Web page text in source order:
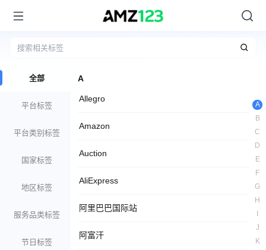
全部
平台标签
平台类别标签
国家标签
地区标签
服务品类标签
节日标签
A
Allegro
Amazon
Auction
AliExpress
阿里巴巴国际站
阿富汗
A
B
C
D
E
F
G
H
J
K